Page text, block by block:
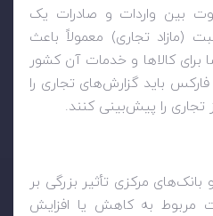
بین واردات و صادرات یک
(مازاد تجاری) معمولاً باعث
برای کالاها و خدمات آن کشور
باید گزارش‌های تجاری را
تجاری را پیش‌بینی کنند.
مرکزی تأثیر بزرگی بر
مربوط به کاهش یا افزایش